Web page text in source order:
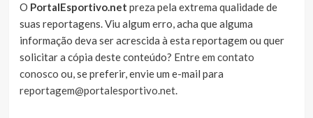
O PortalEsportivo.net preza pela extrema qualidade de
suas reportagens. Viu algum erro, acha que alguma
informação deva ser acrescida à esta reportagem ou quer
solicitar a cópia deste conteúdo? Entre em contato
conosco ou, se preferir, envie um e-mail para
reportagem@portalesportivo.net.